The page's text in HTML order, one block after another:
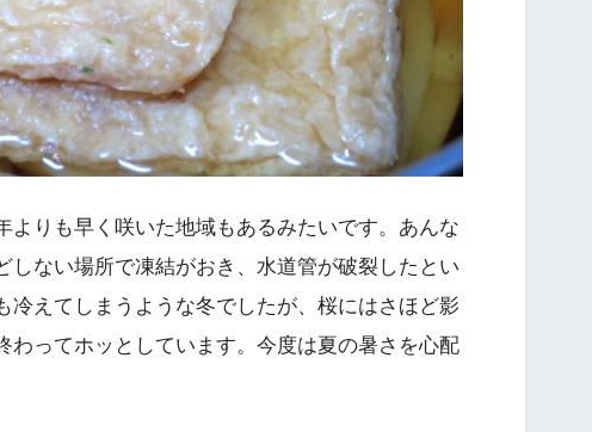
よりも早く咲いた地域もあるみたいです。あんな
しない場所で凍結がおき、水道管が破裂したとい
冷えてしまうような冬でしたが、桜にはさほど影
わってホッとしています。今度は夏の暑さを心配